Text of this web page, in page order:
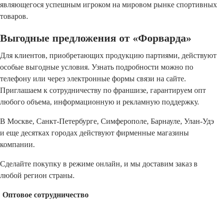
являющегося успешным игроком на мировом рынке спортивных
товаров.
Выгодные предложения от «Форварда»
Для клиентов, приобретающих продукцию партиями, действуют
особые выгодные условия. Узнать подробности можно по
телефону или через электронные формы связи на сайте.
Приглашаем к сотрудничеству по франшизе, гарантируем опт
любого объема, информационную и рекламную поддержку.
В Москве, Санкт-Петербурге, Симферополе, Барнауле, Улан-Удэ
и еще десятках городах действуют фирменные магазины
компании.
Сделайте покупку в режиме онлайн, и мы доставим заказ в
любой регион страны.
Оптовое сотрудничество